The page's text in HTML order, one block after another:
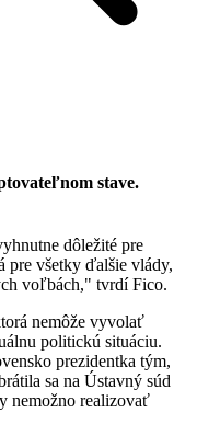
stave.
dôležité pre
pre všetky ďalšie vlády,
voľbách," tvrdí Fico.
nemôže vyvolať
politickú situáciu.
prezidentka tým,
sa na Ústavný súd
nemožno realizovať